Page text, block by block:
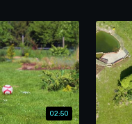
02:50